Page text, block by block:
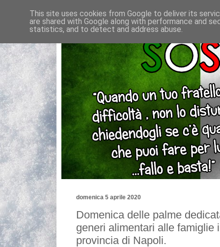
domenica 5 aprile 2020
Domenica delle palme
generi alimentari alle famiglie
provincia di Napoli.
This site uses cookies from Google to deliver its
are shared with Google along with performance and
statistics, and to detect and address abuse.